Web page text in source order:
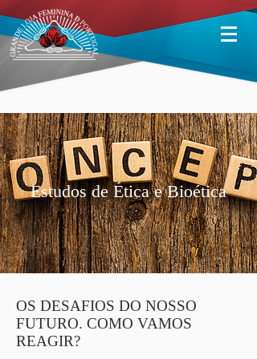
Estudos de Ética e Bioética
OS DESAFIOS DO NOSSO
FUTURO. COMO VAMOS
REAGIR?